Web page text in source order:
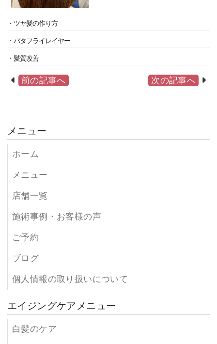
・ツヤ髪の作り方
・バタフライレイヤー
・髪質改善
前の記事へ 次の記事へ
メニュー
ホーム
メニュー
店舗一覧
施術事例・お客様の声
ご予約
ブログ
個人情報の取り扱いについて
エイジングケアメニュー
白髪のケア